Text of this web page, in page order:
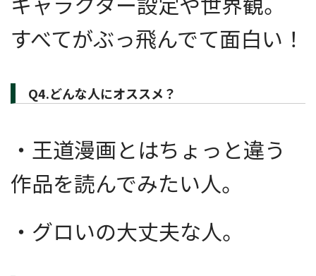
すべてがぶっ飛んでて面白い！
Q4.どんな人にオススメ？
・王道漫画とはちょっと違う
作品を読んでみたい人。
・グロいの大丈夫な人。